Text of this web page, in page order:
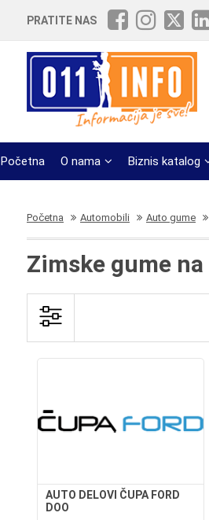
PRATITE NAS
Početna O nama Biznis katalog
Početna Automobili Auto gume
Zimske gume
AUTO DELOVI ČUPA FORD
DOO